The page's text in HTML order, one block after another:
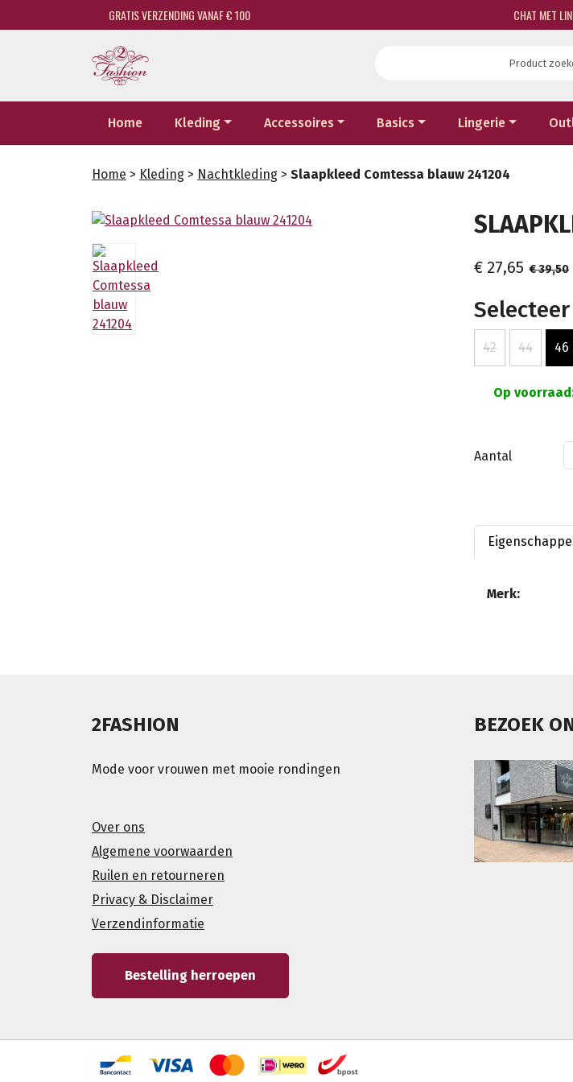
GRATIS VERZENDING VANAF € 100 CHAT MET
Home Kleding Accessoires Basics Lingerie
Home > Kleding > Nachtkleding > Slaapkleed Comtessa blauw 241204
€ 27,65 € 39,50
42 44 46
Op
Aantal
Merk:
2FASHION
Mode voor vrouwen met mooie rondingen
Over ons
Algemene voorwaarden
Ruilen en retourneren
Privacy & Disclaimer
Verzendinformatie
Bestelling herroepen
BEZOEK